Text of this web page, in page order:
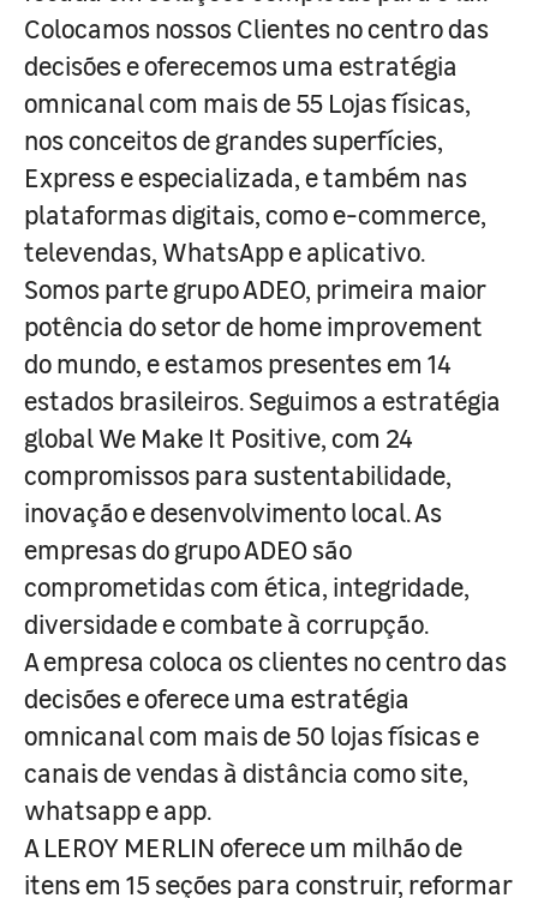
Colocamos nossos Clientes no centro das
decisões e oferecemos uma estratégia
omnicanal com mais de 55 Lojas físicas,
nos conceitos de grandes superfícies,
Express e especializada, e também nas
plataformas digitais, como e-commerce,
televendas, WhatsApp e aplicativo.
Somos parte grupo ADEO, primeira maior
potência do setor de home improvement
do mundo, e estamos presentes em 14
estados brasileiros. Seguimos a estratégia
global We Make It Positive, com 24
compromissos para sustentabilidade,
inovação e desenvolvimento local. As
empresas do grupo ADEO são
comprometidas com ética, integridade,
diversidade e combate à corrupção.
A empresa coloca os clientes no centro das
decisões e oferece uma estratégia
omnicanal com mais de 50 lojas físicas e
canais de vendas à distância como site,
whatsapp e app.
A LEROY MERLIN oferece um milhão de
itens em 15 seções para construir, reformar